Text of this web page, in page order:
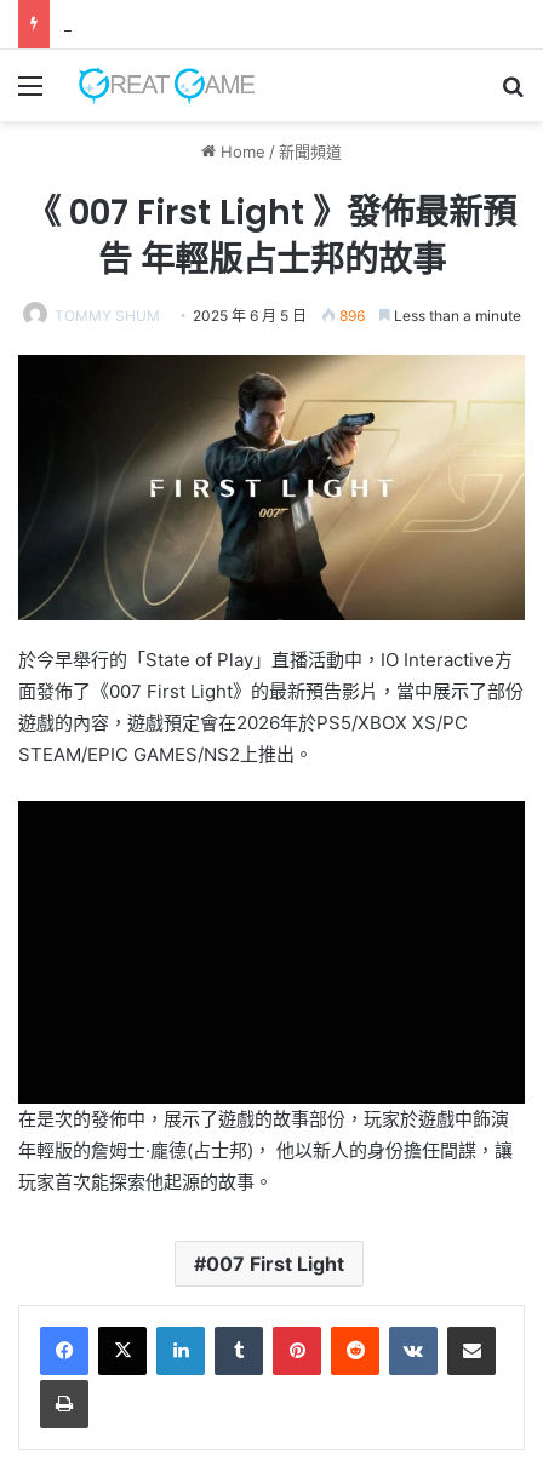
Menu
Home /新聞頻道
《 007 First Light 》發佈最新預
告 年輕版占士邦的故事
TOMMY SHUM 2025 年 6 月 5 日 896 Less than a minute
於今早舉行的「State of Play」直播活動中，IO Interactive方
面發佈了《007 First Light》的最新預告影片，當中展示了部份
遊戲的內容，遊戲預定會在2026年於PS5/XBOX XS/PC
STEAM/EPIC GAMES/NS2上推出。
在是次的發佈中，展示了遊戲的故事部份，玩家於遊戲中飾演
年輕版的詹姆士·龐德(占士邦)， 他以新人的身份擔任間諜，讓
玩家首次能探索他起源的故事。
007 First Light
LinkedInTumblr PinterestReddit VKontakteShare via Email
Print